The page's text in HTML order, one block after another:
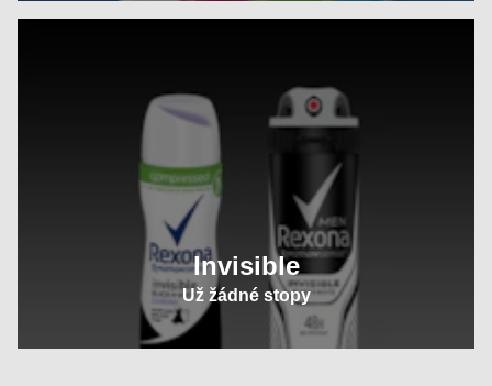
Invisible
Už žádné stopy